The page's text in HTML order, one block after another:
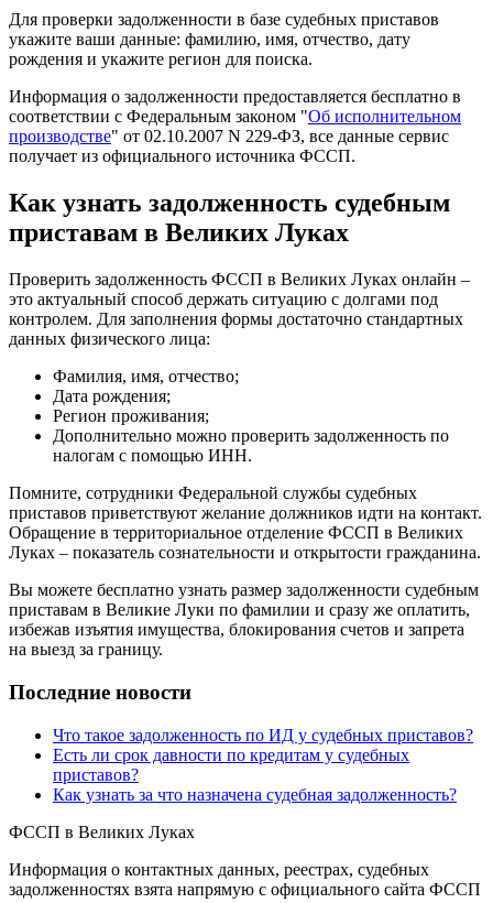
Для проверки задолженности в базе судебных приставов
укажите ваши данные: фамилию, имя, отчество, дату
рождения и укажите регион для поиска.
Информация о задолженности предоставляется бесплатно в
соответствии с Федеральным законом "Об исполнительном
производстве" от 02.10.2007 N 229-ФЗ, все данные сервис
получает из официального источника ФССП.
Как узнать задолженность судебным
приставам в Великих Луках
Проверить задолженность ФССП в Великих Луках онлайн –
это актуальный способ держать ситуацию с долгами под
контролем. Для заполнения формы достаточно стандартных
данных физического лица:
Фамилия, имя, отчество;
Дата рождения;
Регион проживания;
Дополнительно можно проверить задолженность по
налогам с помощью ИНН.
Помните, сотрудники Федеральной службы судебных
приставов приветствуют желание должников идти на контакт.
Обращение в территориальное отделение ФССП в Великих
Луках – показатель сознательности и открытости гражданина.
Вы можете бесплатно узнать размер задолженности судебным
приставам в Великие Луки по фамилии и сразу же оплатить,
избежав изъятия имущества, блокирования счетов и запрета
на выезд за границу.
Последние новости
Что такое задолженность по ИД у судебных приставов?
Есть ли срок давности по кредитам у судебных
приставов?
Как узнать за что назначена судебная задолженность?
ФССП в Великих Луках
Информация о контактных данных, реестрах, судебных
задолженностях взята напрямую с официального сайта ФССП